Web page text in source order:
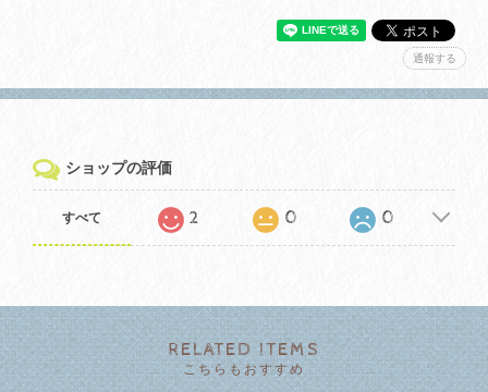
通報する
ショップの評価
すべて 2 0 0
RELATED ITEMS
こちらもおすすめ